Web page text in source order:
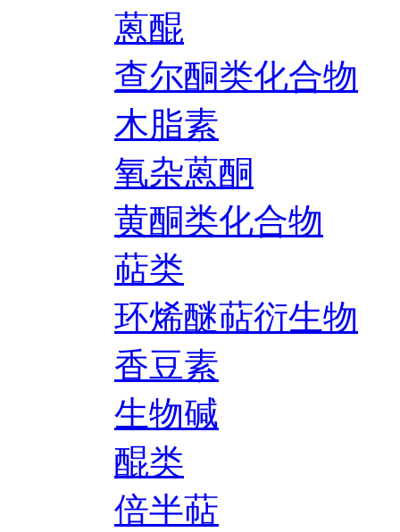
蒽醌
查尔酮类化合物
木脂素
氧杂蒽酮
黄酮类化合物
萜类
环烯醚萜衍生物
香豆素
生物碱
醌类
倍半萜